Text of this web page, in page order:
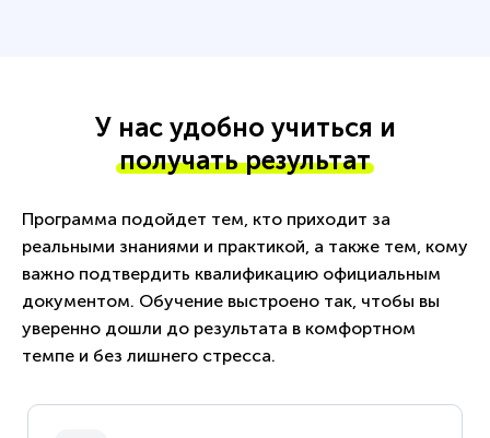
У нас удобно учиться и
получать результат
Программа подойдет тем, кто приходит за
реальными знаниями и практикой, а также тем, кому
важно подтвердить квалификацию официальным
документом. Обучение выстроено так, чтобы вы
уверенно дошли до результата в комфортном
темпе и без лишнего стресса.